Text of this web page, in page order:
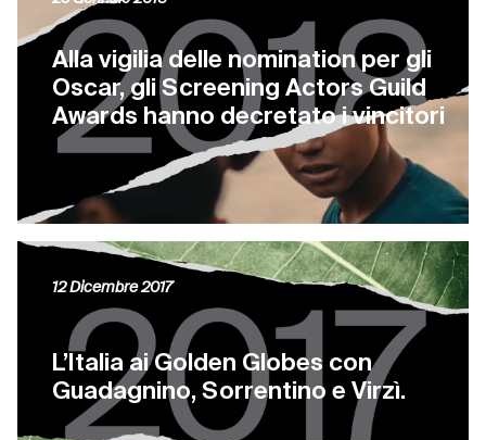
Alla vigilia delle nomination per gli
Oscar, gli Screening Actors Guild
Awards hanno decretato i vincitori
L’Italia ai Golden Globes con
Guadagnino, Sorrentino e Virzì.
12 Dicembre 2017